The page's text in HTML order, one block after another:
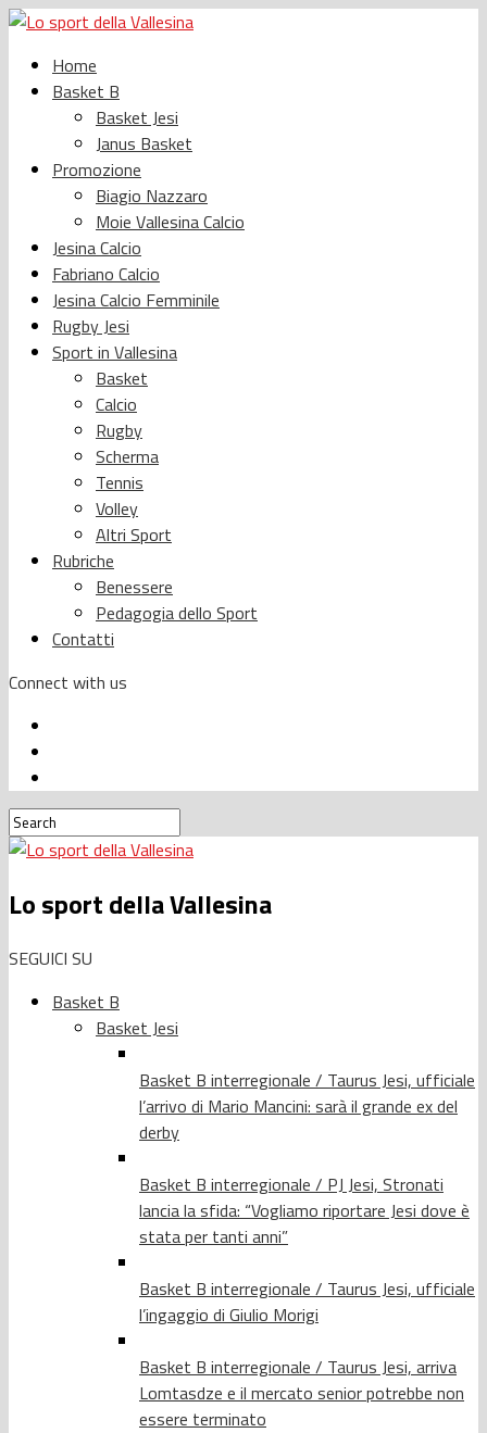
Home
Basket B
Basket Jesi
Janus Basket
Promozione
Biagio Nazzaro
Moie Vallesina Calcio
Jesina Calcio
Fabriano Calcio
Jesina Calcio Femminile
Rugby Jesi
Sport in Vallesina
Basket
Calcio
Rugby
Scherma
Tennis
Volley
Altri Sport
Rubriche
Benessere
Pedagogia dello Sport
Contatti
Connect with us
Lo sport della Vallesina
SEGUICI SU
Basket B
Basket Jesi
Basket B interregionale / Taurus Jesi, ufficiale
l’arrivo di Mario Mancini: sarà il grande ex del
derby
Basket B interregionale / PJ Jesi, Stronati
lancia la sfida: “Vogliamo riportare Jesi dove è
stata per tanti anni”
Basket B interregionale / Taurus Jesi, ufficiale
l’ingaggio di Giulio Morigi
Basket B interregionale / Taurus Jesi, arriva
Lomtasdze e il mercato senior potrebbe non
essere terminato